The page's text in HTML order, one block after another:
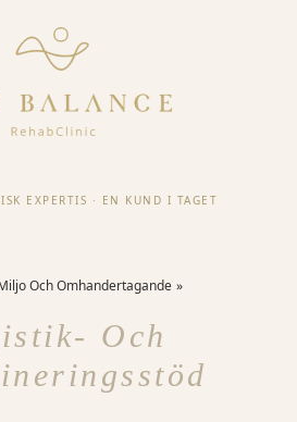
EXPERTIS · EN KUND I TAGET
Och Omhandertagande
Och